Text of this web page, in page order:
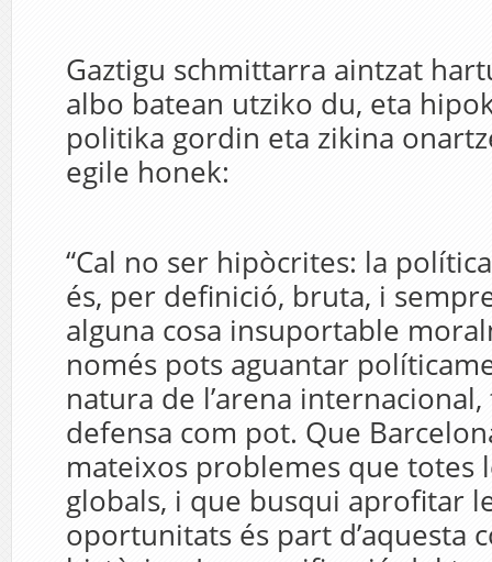
Gaztigu schmittarra aintzat
albo batean utziko du, eta
politika gordin eta zikina
egile honek:
“Cal no ser hipòcrites: la
és, per deﬁnició, bruta, i
alguna cosa insuportable
només pots aguantar
natura de l’arena
defensa com pot. Que
mateixos problemes que totes
globals, i que busqui aproﬁtar
oportunitats és part d’aquesta